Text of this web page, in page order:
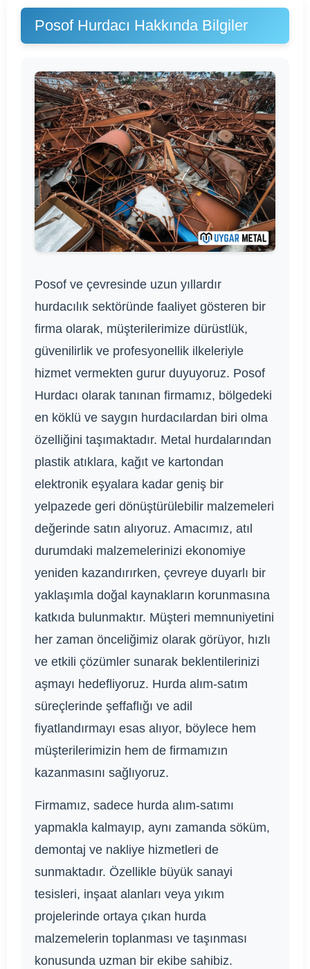
Posof Hurdacı Hakkında Bilgiler
Posof ve çevresinde uzun yıllardır
hurdacılık sektöründe faaliyet gösteren bir
firma olarak, müşterilerimize dürüstlük,
güvenilirlik ve profesyonellik ilkeleriyle
hizmet vermekten gurur duyuyoruz. Posof
Hurdacı olarak tanınan firmamız, bölgedeki
en köklü ve saygın hurdacılardan biri olma
özelliğini taşımaktadır. Metal hurdalarından
plastik atıklara, kağıt ve kartondan
elektronik eşyalara kadar geniş bir
yelpazede geri dönüştürülebilir malzemeleri
değerinde satın alıyoruz. Amacımız, atıl
durumdaki malzemelerinizi ekonomiye
yeniden kazandırırken, çevreye duyarlı bir
yaklaşımla doğal kaynakların korunmasına
katkıda bulunmaktır. Müşteri memnuniyetini
her zaman önceliğimiz olarak görüyor, hızlı
ve etkili çözümler sunarak beklentilerinizi
aşmayı hedefliyoruz. Hurda alım-satım
süreçlerinde şeffaflığı ve adil
fiyatlandırmayı esas alıyor, böylece hem
müşterilerimizin hem de firmamızın
kazanmasını sağlıyoruz.
Firmamız, sadece hurda alım-satımı
yapmakla kalmayıp, aynı zamanda söküm,
demontaj ve nakliye hizmetleri de
sunmaktadır. Özellikle büyük sanayi
tesisleri, inşaat alanları veya yıkım
projelerinde ortaya çıkan hurda
malzemelerin toplanması ve taşınması
konusunda uzman bir ekibe sahibiz.